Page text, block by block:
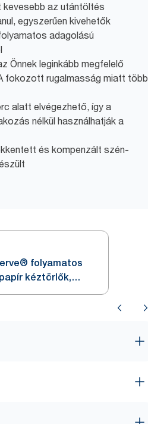
kevesebb az utántöltés
egyszerűen kivehetők
adagolású
Önnek leginkább megfelelő
fokozott rugalmasság miatt több
alatt elvégezhető, így a
nélkül használhatják a
és kompenzált szén-
folyamatos
kéztörlők,